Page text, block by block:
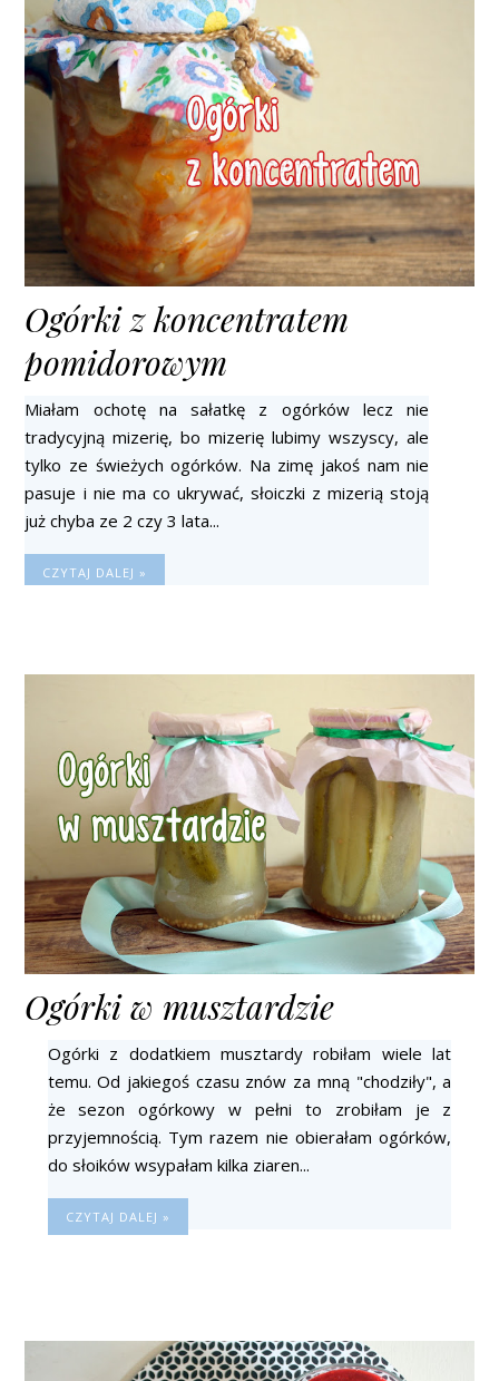
Ogórki z koncentratem
pomidorowym
Miałam ochotę na sałatkę z ogórków lecz nie
tradycyjną mizerię, bo mizerię lubimy wszyscy, ale
tylko ze świeżych ogórków. Na zimę jakoś nam nie
pasuje i nie ma co ukrywać, słoiczki z mizerią stoją
już chyba ze 2 czy 3 lata...
CZYTAJ DALEJ »
Ogórki w musztardzie
Ogórki z dodatkiem musztardy robiłam wiele lat
temu. Od jakiegoś czasu znów za mną "chodziły", a
że sezon ogórkowy w pełni to zrobiłam je z
przyjemnością. Tym razem nie obierałam ogórków,
do słoików wsypałam kilka ziaren...
CZYTAJ DALEJ »